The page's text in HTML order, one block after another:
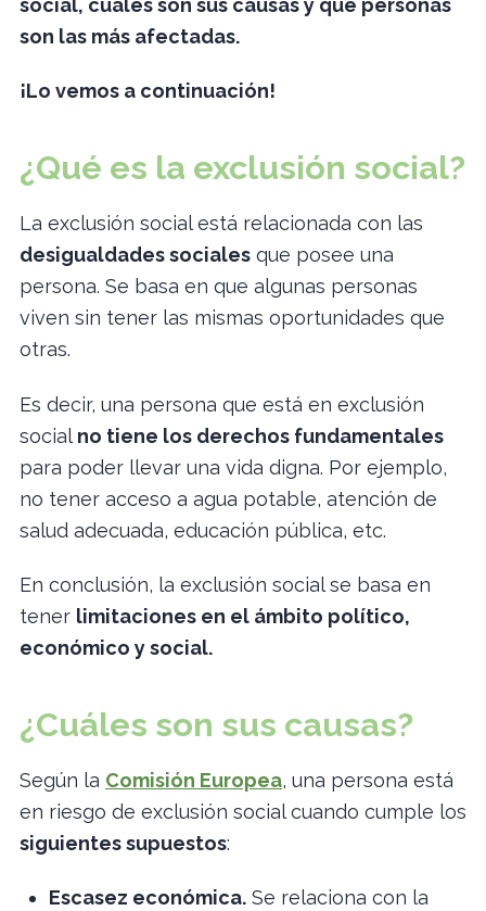
son las más afectadas.
¡Lo vemos a continuación!
¿Qué es la exclusión social?
La exclusión social está relacionada con las
desigualdades sociales que posee una
persona. Se basa en que algunas personas
viven sin tener las mismas oportunidades que
otras.
Es decir, una persona que está en exclusión
social no tiene los derechos fundamentales
para poder llevar una vida digna. Por ejemplo,
no tener acceso a agua potable, atención de
salud adecuada, educación pública, etc.
En conclusión, la exclusión social se basa en
tener limitaciones en el ámbito político,
económico y social.
¿Cuáles son sus causas?
Según la Comisión Europea, una persona está
en riesgo de exclusión social cuando cumple los
siguientes supuestos:
Escasez económica. Se relaciona con la